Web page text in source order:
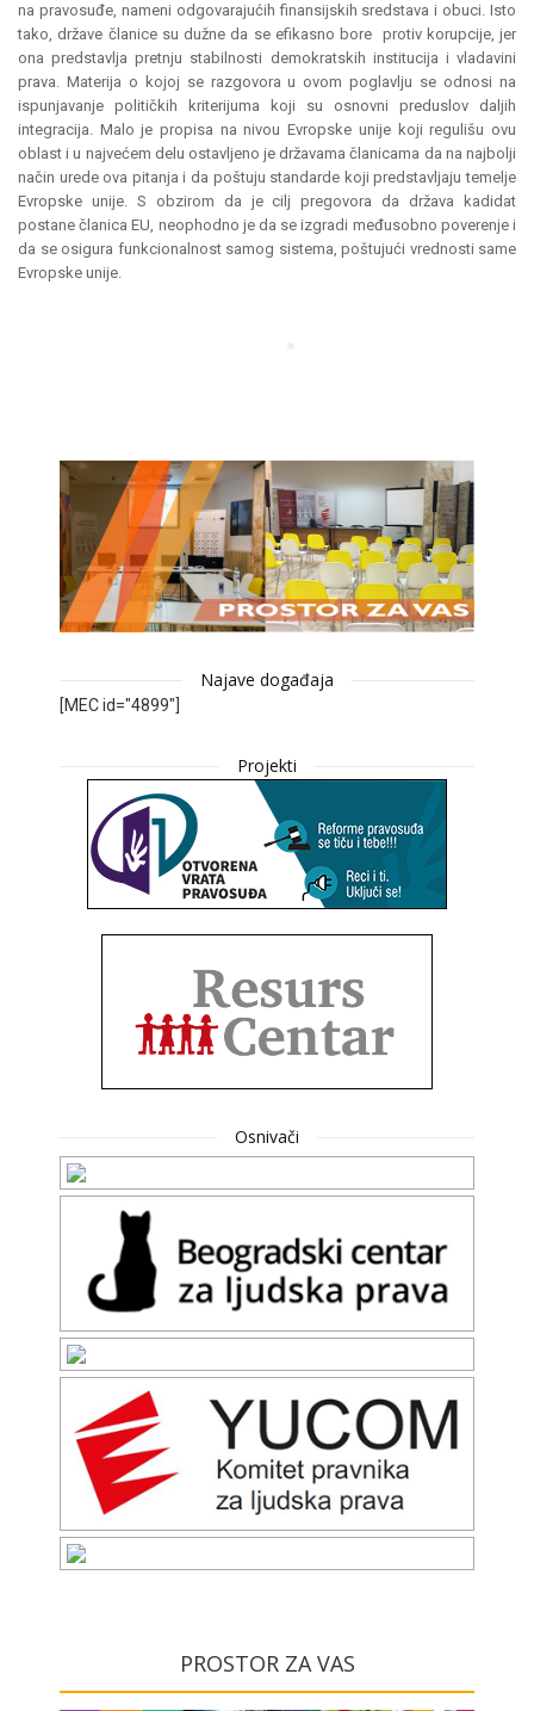
na pravosuđe, nameni odgovarajućih finansijskih sredstava i obuci. Isto
tako, države članice su dužne da se efikasno bore protiv korupcije, jer
ona predstavlja pretnju stabilnosti demokratskih institucija i vladavini
prava. Materija o kojoj se razgovora u ovom poglavlju se odnosi na
ispunjavanje političkih kriterijuma koji su osnovni preduslov daljih
integracija. Malo je propisa na nivou Evropske unije koji regulišu ovu
oblast i u najvećem delu ostavljeno je državama članicama da na najbolji
način urede ova pitanja i da poštuju standarde koji predstavljaju temelje
Evropske unije. S obzirom da je cilj pregovora da država kadidat
postane članica EU, neophodno je da se izgradi međusobno poverenje i
da se osigura funkcionalnost samog sistema, poštujući vrednosti same
Evropske unije.
Najave događaja
[MEC id="4899"]
Projekti
Osnivači
PROSTOR ZA VAS